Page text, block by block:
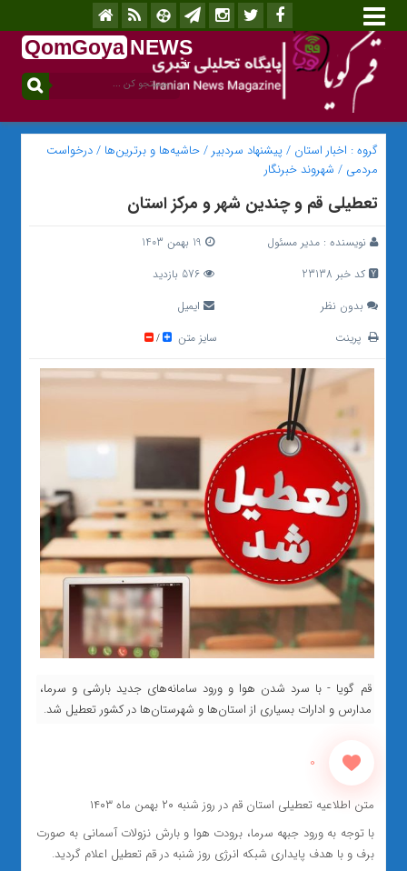
QomGoya NEWS
.ir
گروه : اخبار استان /پیشنهاد سردبیر /حاشیه‌ها و برترین‌ها /درخواست
مردمی / شهروند خبرنگار
تعطیلی قم و چندین شهر و مرکز استان
نویسنده : مدیر مسئول
کد خبر 23138
576 بازدید
بدون نظر
ایمیل
پرینت
سایز متن /
قم گویا - با سرد شدن هوا و ورود سامانه‌های جدید بارشی و سرما،
مدارس و ادارات بسیاری از استان‌ها و شهرستان‌ها در کشور تعطیل شد.
0
متن اطلاعیه تعطیلی استان قم در روز شنبه ۲۰ بهمن ماه ۱۴۰۳
با توجه به ورود جبهه سرما، برودت هوا و بارش نزولات آسمانی به صورت
برف و با هدف پایداری شبکه انرژی روز شنبه در قم تعطیل اعلام گردید.